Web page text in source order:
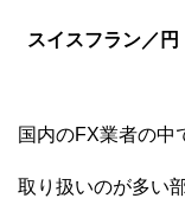
スイスフラン／円
国内のFX業者の中
取り扱いのが多い